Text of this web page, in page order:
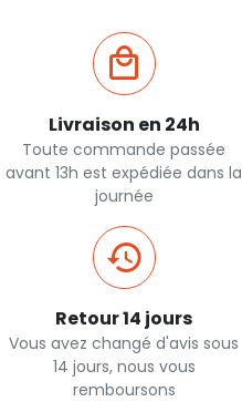
Livraison en 24h
Toute commande passée
avant 13h est expédiée dans la
journée
Retour 14 jours
Vous avez changé d'avis sous
14 jours, nous vous
remboursons